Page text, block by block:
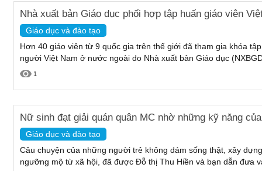
Nhà xuất bản Giáo dục phối hợp tập huấn giáo viên
Giáo dục và đào tạo
Hơn 40 giáo viên từ 9 quốc gia trên thế giới đã tham gia khóa
người Việt Nam ở nước ngoài do Nhà xuất bản Giáo dục
1
Nữ sinh đạt giải quán quân MC nhờ những kỹ năng
Giáo dục và đào tạo
Câu chuyện của những người trẻ không dám sống thật, xây
ngưỡng mộ từ xã hội, đã được Đỗ thị Thu Hiền và bạn dẫn đưa